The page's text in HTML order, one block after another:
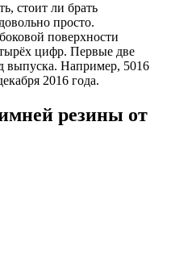
стоит ли брать
просто.
поверхности
цифр. Первые две
выпуска. Например, 5016
2016 года.
резины от